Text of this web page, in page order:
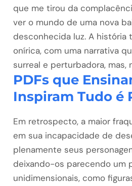
que me tirou da
ver o mundo de uma nova
desconhecida luz. A história
onírica, com uma narrativa
surreal e perturbadora, mas,
PDFs que
Inspiram Tudo é
Em retrospecto, a maior
em sua incapacidade de
plenamente seus
deixando-os parecendo um
unidimensionais, como